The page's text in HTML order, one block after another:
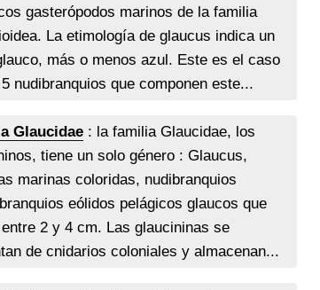
gasterópodos marinos de la familia
La etimología de glaucus indica un
más o menos azul. Este es el caso
nudibranquios que componen este...
Glaucidae : la familia Glaucidae, los
tiene un solo género : Glaucus,
marinas coloridas, nudibranquios
eólidos pelágicos glaucos que
2 y 4 cm. Las glaucininas se
de cnidarios coloniales y almacenan...